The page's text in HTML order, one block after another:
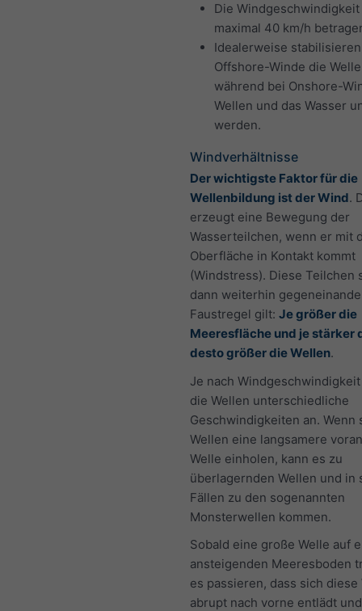
Die
maximal 40 km/h
Idealerweise
Offshore-Winde die
während bei Onshore-
Wellen und das Wasser
werden.
Windverhältnisse
Der wichtigste Faktor für die
Wellenbildung ist der Wind.
erzeugt eine Bewegung der
Wasserteilchen, wenn er mit
Oberfläche in Kontakt kommt
(Windstress). Diese Teilchen
dann weiterhin
Faustregel gilt: Je größer die
Meeresfläche und je stärker
desto größer die Wellen.
Je nach
die Wellen unterschiedliche
Geschwindigkeiten an. Wenn
Wellen eine langsamere
Welle einholen, kann es zu
überlagernden Wellen und in
Fällen zu den sogenannten
Monsterwellen kommen.
Sobald eine große Welle auf
ansteigenden Meeresboden
es passieren, dass sich diese
abrupt nach vorne entlädt